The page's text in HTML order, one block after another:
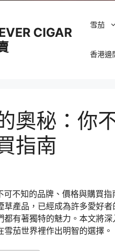
CIGAR
雪茄
香港邊
奧秘：你
指南
草產品，已經成為許多愛好
都有著獨特的魅力。本文將
茄世界裡作出明智的選擇。